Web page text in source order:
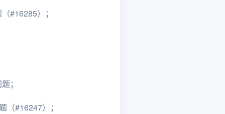
#16285）；
；
#16247）；